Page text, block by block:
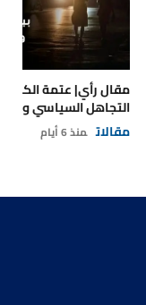
مقال رأي| عتمة
التجاهل السياسي
مقالات منذ 6 أيام